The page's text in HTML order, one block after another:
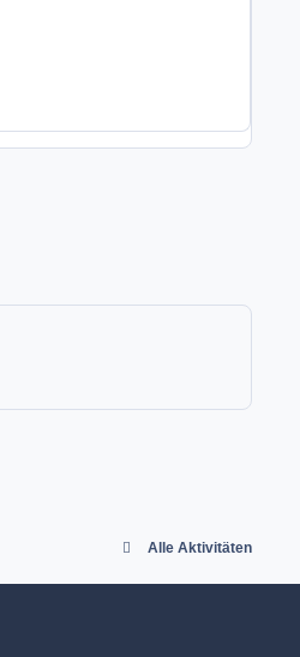
Alle Aktivitäten